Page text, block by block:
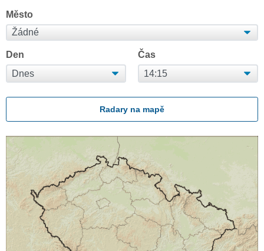
Město
Den Čas
Radary na mapě